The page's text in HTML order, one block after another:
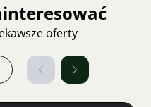
oferty